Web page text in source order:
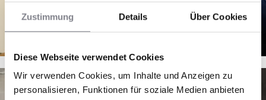
Zustimmung Details Über Cookies
Diese Webseite verwendet Cookies
Wir verwenden Cookies, um Inhalte und Anzeigen zu
personalisieren, Funktionen für soziale Medien anbieten